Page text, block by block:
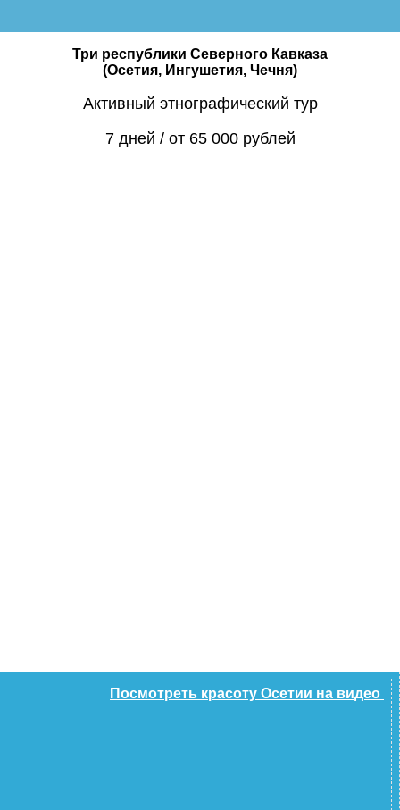
Три республики Северного Кавказа
(Осетия, Ингушетия, Чечня)
Активный этнографический тур
7 дней / от 65 000 рублей
Посмотреть красоту Осетии на видео